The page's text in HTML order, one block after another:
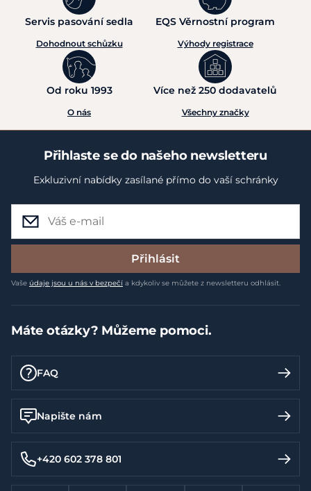
Servis pasování sedla
Dohodnout schůzku
EQS Věrnostní program
Výhody registrace
Od roku 1993
O nás
Více než 250 dodavatelů
Všechny značky
Přihlaste se do našeho newsletteru
Exkluzivní nabídky zasílané přímo do vaší schránky
Přihlásit
Vaše údaje jsou u nás v bezpečí a kdykoliv se můžete z newsletteru odhlásit.
Máte otázky? Můžeme pomoci.
FAQ
Napište nám
+420 602 378 801